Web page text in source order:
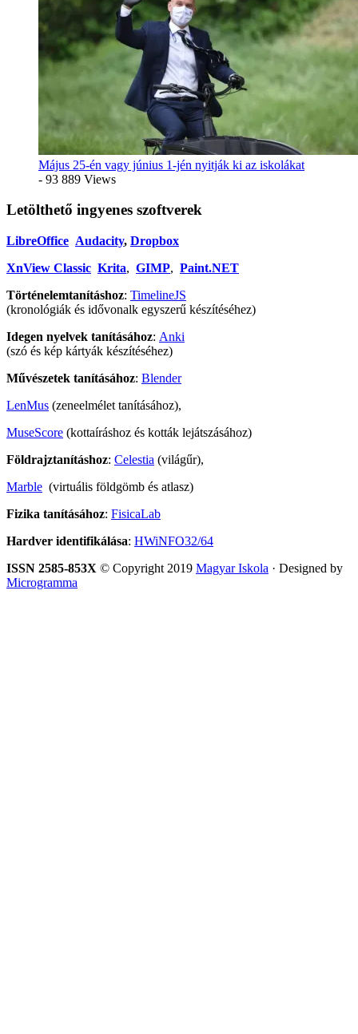
Május 25-én vagy június 1-jén nyitják ki az iskolákat
- 93 889 Views
Letölthető ingyenes szoftverek
LibreOffice Audacity, Dropbox
XnView Classic Krita, GIMP, Paint.NET
Történelemtanításhoz: TimelineJS
(kronológiák és idővonalk egyszerű készítéséhez)
Idegen nyelvek tanításához: Anki
(szó és kép kártyák készítéséhez)
Művészetek tanításához: Blender
LenMus (zeneelmélet tanításához),
MuseScore (kottaíráshoz és kották lejátszásához)
Földrajztanításhoz: Celestia (világűr),
Marble (virtuális földgömb és atlasz)
Fizika tanításához: FisicaLab
Hardver identifikálása: HWiNFO32/64
ISSN 2585-853X © Copyright 2019 Magyar Iskola · Designed by
Microgramma